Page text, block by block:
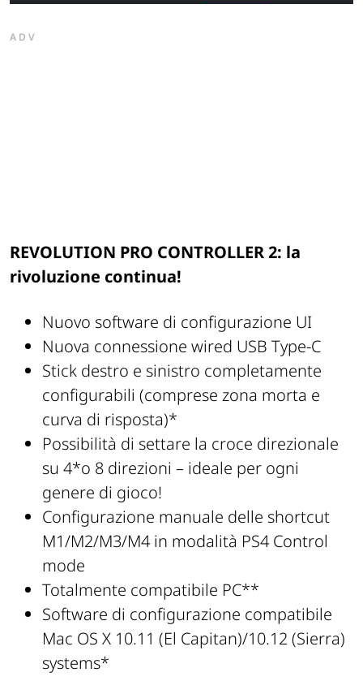
ADV
REVOLUTION PRO CONTROLLER 2: la
rivoluzione continua!
Nuovo software di configurazione UI
Nuova connessione wired USB Type-C
Stick destro e sinistro completamente
configurabili (comprese zona morta e
curva di risposta)*
Possibilità di settare la croce direzionale
su 4*o 8 direzioni – ideale per ogni
genere di gioco!
Configurazione manuale delle shortcut
M1/M2/M3/M4 in modalità PS4 Control
mode
Totalmente compatibile PC**
Software di configurazione compatibile
Mac OS X 10.11 (El Capitan)/10.12 (Sierra)
systems*